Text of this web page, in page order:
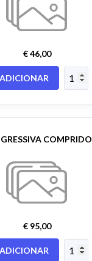
€ 46,00
ADICIONAR
COMPRIDO
€ 95,00
ADICIONAR